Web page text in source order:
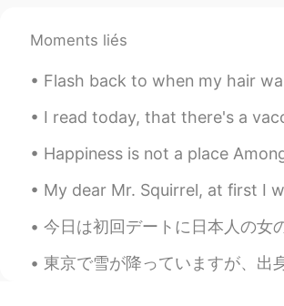
EN JP
@michiko Ho ho ho 笑
mikiko
お疲れさまでした！園児たち
でしょうね😊
Eri
Moments liés
Flash back to when my hair was REALLY long. I miss it! ~ When was the
I read today, that there's a vaccine in Usa, and looks like they proved
Happiness is not a place Among the many paths we take in life The
My dear Mr. Squirrel, at first I wondered why you must make such a mess
今日は初回デートに日本人の女の子と行きました。 私たちはハリネズミのカフェに行き、そこで彼女は楽しい時間を過ごしたようで、その後一緒に軽い昼食を食べ
東京で雪が降っていますが、出身地であるボストンと違って、雪が積もっていません😂実は、東京で降っている雪は少し雨みたいなものだと思います。少し積もると